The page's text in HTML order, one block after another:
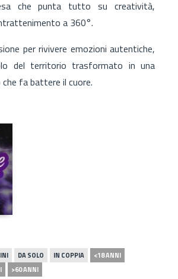
che punta tutto su creatività,
a 360°.
per rivivere emozioni autentiche,
del territorio trasformato in una
fa battere il cuore.
DA SOLO IN COPPIA
<18 ANNI
>60 ANNI